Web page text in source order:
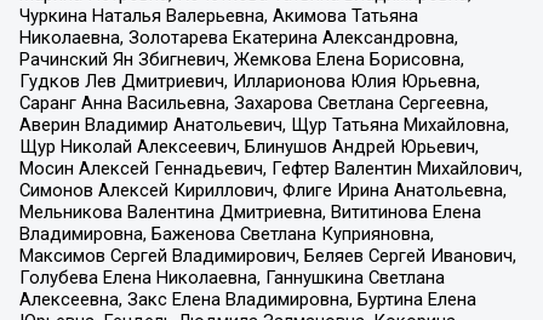
Чуркина Наталья Валерьевна, Акимова Татьяна
Николаевна, Золотарева Екатерина Александровна,
Рачинский Ян Збигневич, Жемкова Елена Борисовна,
Гудков Лев Дмитриевич, Илларионова Юлия Юрьевна,
Саранг Анна Васильевна, Захарова Светлана Сергеевна,
Аверин Владимир Анатольевич, Щур Татьяна Михайловна,
Щур Николай Алексеевич, Блинушов Андрей Юрьевич,
Мосин Алексей Геннадьевич, Гефтер Валентин Михайлович,
Симонов Алексей Кириллович, Флиге Ирина Анатольевна,
Мельникова Валентина Дмитриевна, Вититинова Елена
Владимировна, Баженова Светлана Куприяновна,
Максимов Сергей Владимирович, Беляев Сергей Иванович,
Голубева Елена Николаевна, Ганнушкина Светлана
Алексеевна, Закс Елена Владимировна, Буртина Елена